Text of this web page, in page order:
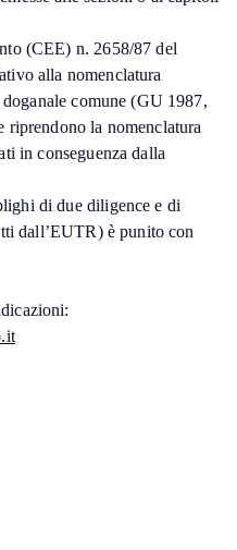
(CEE) n. 2658/87 del
alla nomenclatura
comune (GU 1987,
la nomenclatura
in conseguenza dalla
di due diligence e di
dall’EUTR) è punito con